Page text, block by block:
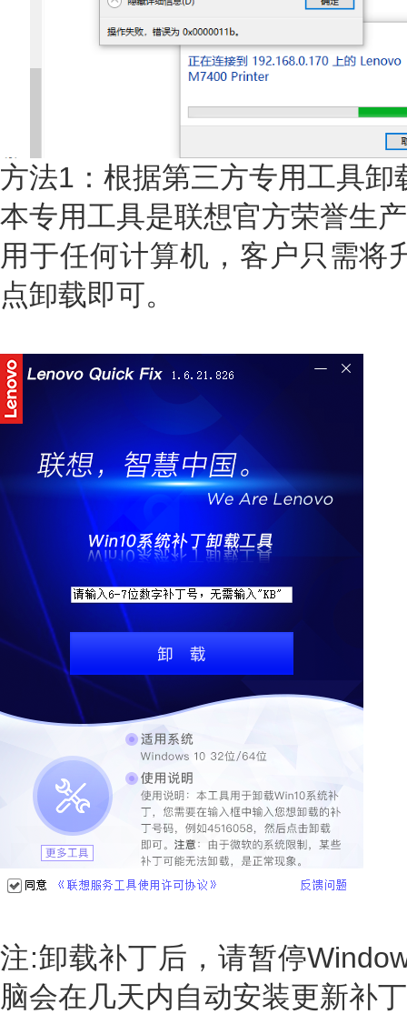
方法1：根据第三方专用工具
本专用工具是联想官方荣誉生
用于任何计算机，客户只需将
点卸载即可。
注:卸载补丁后，请暂停
脑会在几天内自动安装更新补